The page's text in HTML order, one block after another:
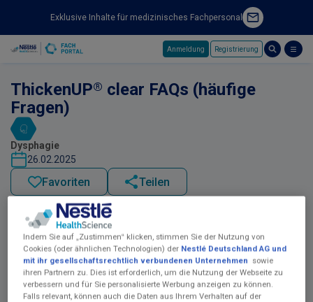
Exklusive Inhalte für medizinisches Fachpersonal
Anmeldung Registrierung
ThickenUP® clear FAQs (häufige
Fragen)
Dysphagie
26.02.2025
Favoriten Teilen
Indem Sie auf „Zustimmen“ klicken, stimmen Sie der Nutzung von
Cookies (oder ähnlichen Technologien) der Nestlé Deutschland AG und
mit ihr gesellschaftsrechtlich verbundenen Unternehmen sowie
ihren Partnern zu. Dies ist erforderlich, um die Nutzung der Webseite zu
verbessern und für Sie personalisierte Werbung anzeigen zu können.
Falls relevant, können auch die Daten aus Ihrem Verhalten auf der